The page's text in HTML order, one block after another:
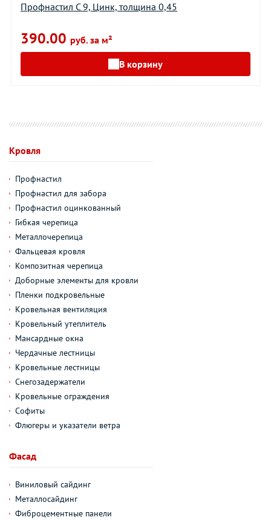
Профнастил С 9, Цинк, толщина 0,45
390.00 руб. за м²
В корзину
Кровля
Профнастил
Профнастил для забора
Профнастил оцинкованный
Гибкая черепица
Металлочерепица
Фальцевая кровля
Композитная черепица
Доборные элементы для кровли
Пленки подкровельные
Кровельная вентиляция
Кровельный утеплитель
Мансардные окна
Чердачные лестницы
Кровельные лестницы
Снегозадержатели
Кровельные ограждения
Софиты
Флюгеры и указатели ветра
Фасад
Виниловый сайдинг
Металлосайдинг
Фиброцементные панели